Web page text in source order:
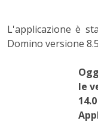
L'applicazione è
Domino versione
le